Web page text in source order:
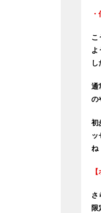
こ
よ
し
通
の
初
ッ
ね
さ
限